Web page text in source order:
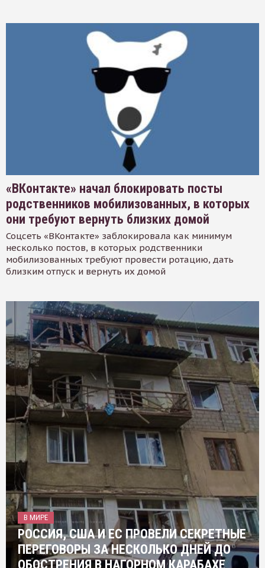
«ВКонтакте» начал блокировать посты
родственников мобилизованных, в которых
они требуют вернуть близких домой
Соцсеть «ВКонтакте» заблокировала как минимум
несколько постов, в которых родственники
мобилизованных требуют провести ротацию, дать
близким отпуск и вернуть их домой
В МИРЕ
РОССИЯ, США И ЕС ПРОВЕЛИ СЕКРЕТНЫЕ
ПЕРЕГОВОРЫ ЗА НЕСКОЛЬКО ДНЕЙ ДО
ОБОСТРЕНИЯ В НАГОРНОМ КАРАБАХЕ